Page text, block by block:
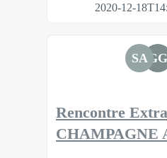
2020-12-
SA GG
Rencontre Extra
CHAMPAGNE